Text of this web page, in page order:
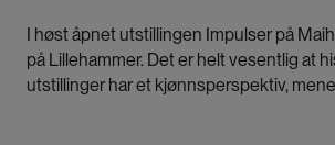
i
n
I høst åpnet utstillingen Impulser på
på Lillehammer. Det er helt vesentlig at
utstillinger har et kjønnsperspektiv,